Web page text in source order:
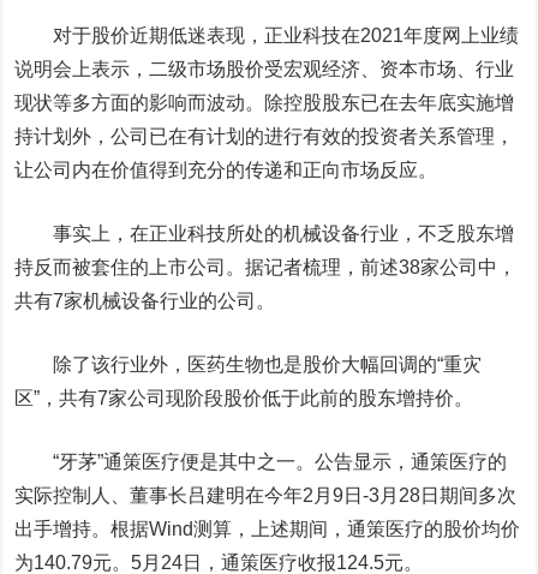
对于股价近期低迷表现，正业科技在2021年度网上业绩
说明会上表示，二级市场股价受宏观经济、资本市场、行业
现状等多方面的影响而波动。除控股股东已在去年底实施增
持计划外，公司已在有计划的进行有效的投资者关系管理，
让公司内在价值得到充分的传递和正向市场反应。
事实上，在正业科技所处的机械设备行业，不乏股东增
持反而被套住的上市公司。据记者梳理，前述38家公司中，
共有7家机械设备行业的公司。
除了该行业外，医药生物也是股价大幅回调的“重灾
区”，共有7家公司现阶段股价低于此前的股东增持价。
“牙茅”通策医疗便是其中之一。公告显示，通策医疗的
实际控制人、董事长吕建明在今年2月9日-3月28日期间多次
出手增持。根据Wind测算，上述期间，通策医疗的股价均价
为140.79元。5月24日，通策医疗收报124.5元。